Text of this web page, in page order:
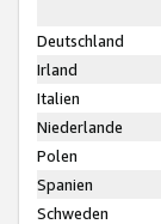
Deutschland
Irland
Italien
Niederlande
Polen
Spanien
Schweden